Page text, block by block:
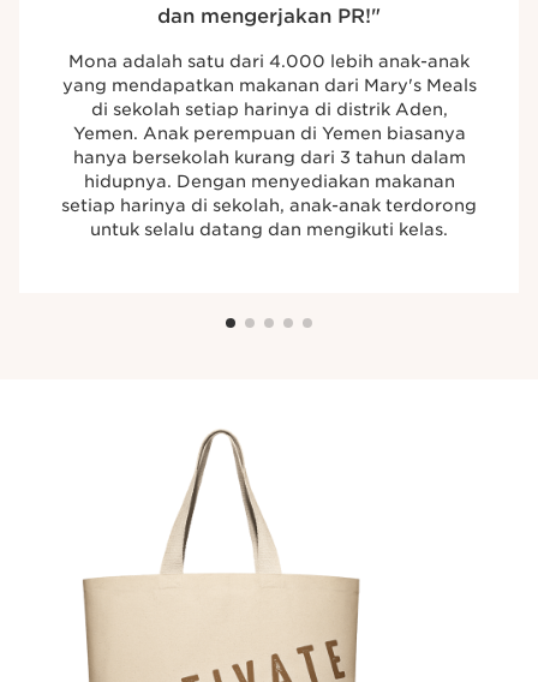
dan mengerjakan PR!"
Mona adalah satu dari 4.000 lebih anak-⁠anak
yang mendapatkan makanan dari Mary's Meals
di sekolah setiap harinya di distrik Aden,
Yemen. Anak perempuan di Yemen biasanya
hanya bersekolah kurang dari 3 tahun dalam
hidupnya. Dengan menyediakan makanan
setiap harinya di sekolah, anak-⁠anak terdorong
untuk selalu datang dan mengikuti kelas.